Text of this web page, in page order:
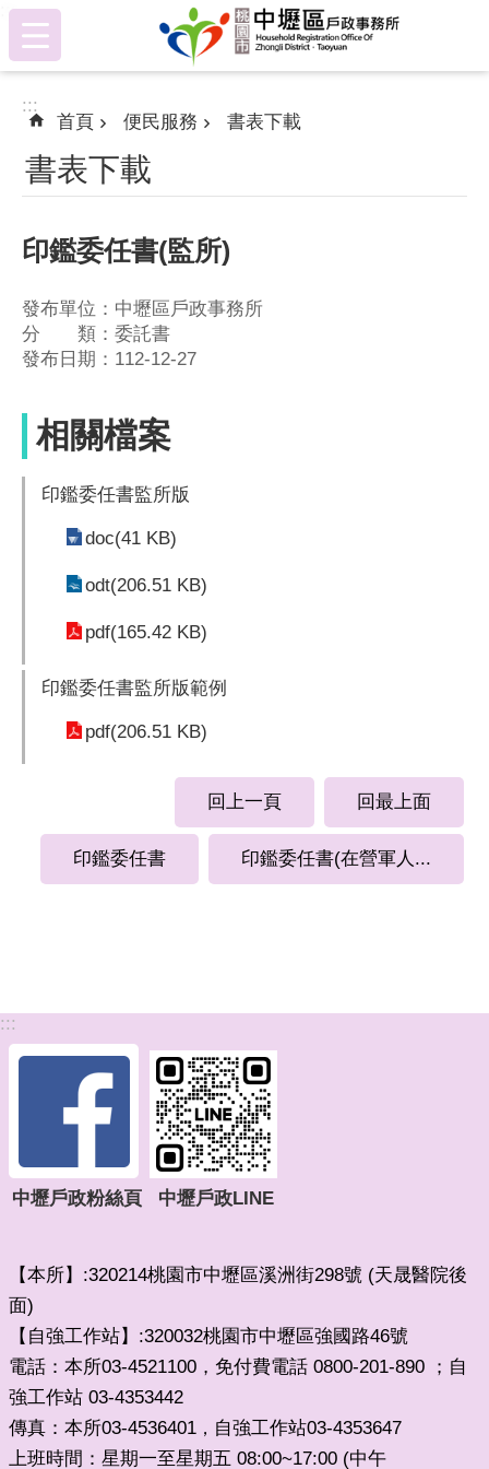
跳到主要內容區塊
:::
:::
首頁 便民服務 書表下載
書表下載
印鑑委任書(監所)
發布單位：中壢區戶政事務所
分 類：委託書
發布日期：112-12-27
相關檔案
印鑑委任書監所版
doc(41 KB)
odt(206.51 KB)
pdf(165.42 KB)
印鑑委任書監所版範例
pdf(206.51 KB)
回上一頁 回最上面
印鑑委任書 印鑑委任書(在營軍人...
:::
中壢戶政粉絲頁 中壢戶政LINE
【本所】:320214桃園市中壢區溪洲街298號 (天晟醫院後
面)
【自強工作站】:320032桃園市中壢區強國路46號
電話：本所03-4521100，免付費電話 0800-201-890 ；自
強工作站 03-4353442
傳真：本所03-4536401 ， 自強工作站03-4353647
上班時間：星期一至星期五 08:00~17:00 (中午